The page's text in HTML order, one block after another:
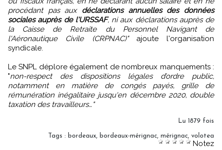
procédant pas aux déclarations annuelles des données
sociales auprès de l'URSSAF, ni aux déclarations auprès de
la Caisse de Retraite du Personnel Navigant de
l'Aéronautique Civile (CRPNAC)"ajoute l'organisation
syndicale.
Le SNPL déplore également de nombreux manquements :
"non-respect des dispositions légales d’ordre public,
notamment en matière de congés payés, grille de
rémunération inégalitaire jusqu'en décembre 2020, double
taxation des travailleurs…"
Lu 1879 fois
Tags : bordeaux bordeaux-mérignac mérignac volotea
Notez